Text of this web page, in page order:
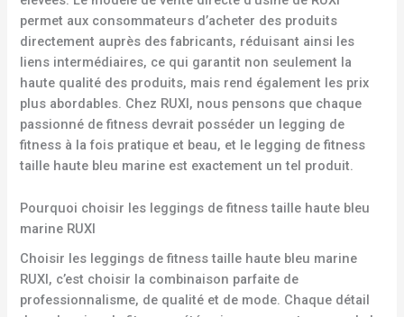
permet aux consommateurs d’acheter des produits
directement auprès des fabricants, réduisant ainsi les
liens intermédiaires, ce qui garantit non seulement la
haute qualité des produits, mais rend également les prix
plus abordables. Chez RUXI, nous pensons que chaque
passionné de fitness devrait posséder un legging de
fitness à la fois pratique et beau, et le legging de fitness
taille haute bleu marine est exactement un tel produit.
Pourquoi choisir les leggings de fitness taille haute bleu
marine RUXI
Choisir les leggings de fitness taille haute bleu marine
RUXI, c’est choisir la combinaison parfaite de
professionnalisme, de qualité et de mode. Chaque détail